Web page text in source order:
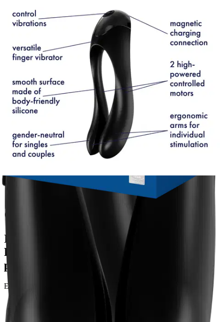
Satisfyer
Satisfyer Candy Cane musta
vibraattori
8,50 €
Asiakasomistajahinta
Hinta ilman S-Etukorttia:
10,00 €
Verkkokaupan hinta
Nouto myymälästä
Siirry valitsemaan myymälä
Toimitus
Kotiin tai noutopisteeseen
Ilmainen toimitus yli 100 €:n tilauksille
Postin pakettiautomaattiin tai
palvelupisteeseen!
Etu ei koske Suuri‑lisäpalvelulla toimitettavia tuotteita.